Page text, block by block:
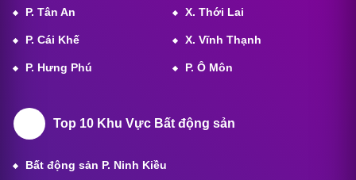
P. Tân An X. Thới Lai
P. Cái Khế X. Vĩnh Thạnh
P. Hưng Phú P. Ô Môn
Top 10 Khu Vực Bất động sản
Bất động sản P. Ninh Kiều